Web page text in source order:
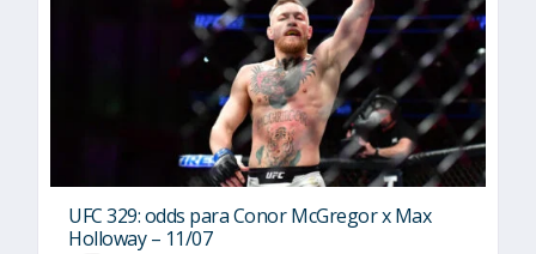
UFC 329: odds para Conor McGregor x Max
Holloway – 11/07